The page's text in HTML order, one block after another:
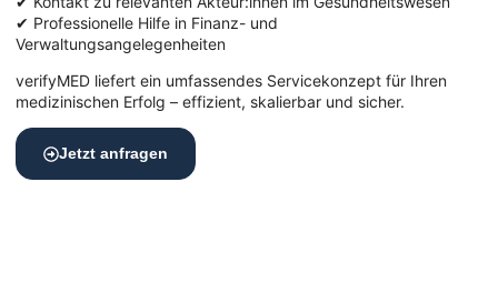
✔ Professionelle Hilfe in Finanz- und
Verwaltungsangelegenheiten
verifyMED liefert ein umfassendes Servicekonzept für Ihren
medizinischen Erfolg – effizient, skalierbar und sicher.
Jetzt anfragen